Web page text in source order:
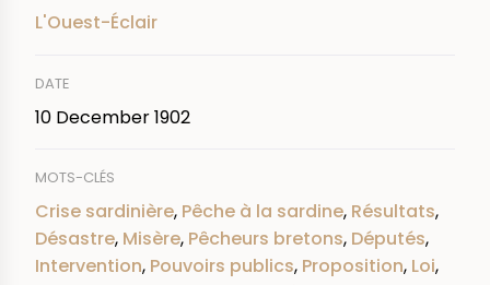
L'Ouest-Éclair
DATE
10 December 1902
MOTS-CLÉS
Crise sardinière, Pêche à la sardine, Résultats,
Désastre, Misère, Pêcheurs bretons, Députés,
Intervention, Pouvoirs publics, Proposition, Loi,